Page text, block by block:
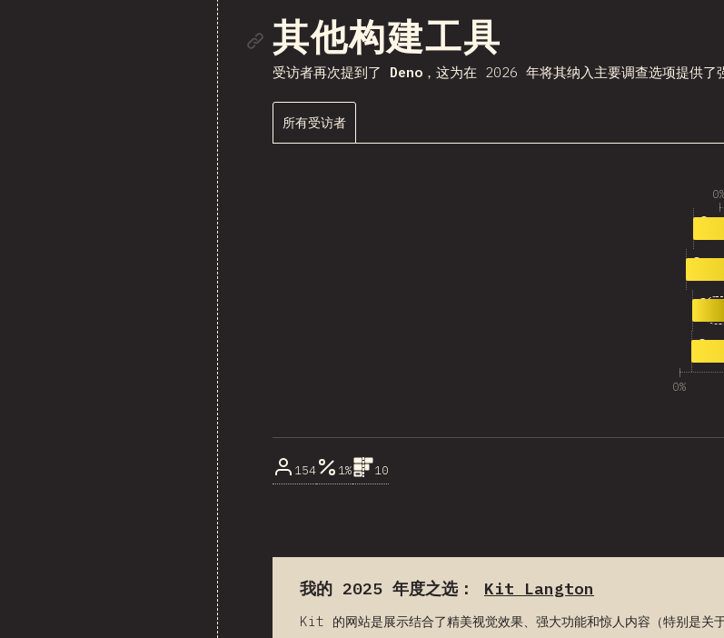
链接到某一部分
其他构建工具
受访者再次提到了 Deno ，这为在 2026 年将其纳入主要调查选项提供了
所有受访者
0%
154 1% 10
我的 2025 年度之选： Kit Langton
Kit 的网站是展示结合了精美视觉效果、强大功能和惊人内容（特别是关